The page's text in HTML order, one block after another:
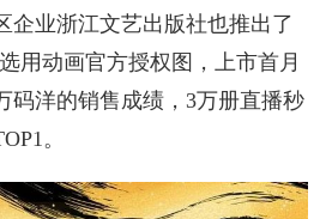
企业浙江文艺出版社也推出了
用动画官方授权图，上市首月
码洋的销售成绩，3万册直播秒
。